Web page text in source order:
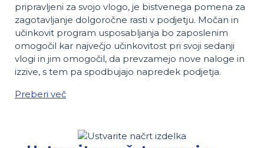
pripravljeni za svojo vlogo, je bistvenega pomena za
zagotavljanje dolgoročne rasti v podjetju. Močan in
učinkovit program usposabljanja bo zaposlenim
omogočil kar največjo učinkovitost pri svoji sedanji
vlogi in jim omogočil, da prevzamejo nove naloge in
izzive, s tem pa spodbujajo napredek podjetja.
Preberi več